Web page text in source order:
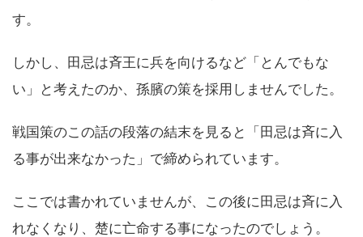
す。
しかし、田忌は斉王に兵を向けるなど「とんでもな
い」と考えたのか、孫臏の策を採用しませんでした。
戦国策のこの話の段落の結末を見ると「田忌は斉に入
る事が出来なかった」で締められています。
ここでは書かれていませんが、この後に田忌は斉に入
れなくなり、楚に亡命する事になったのでしょう。